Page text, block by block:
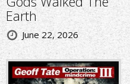
Earth
June 22, 2026